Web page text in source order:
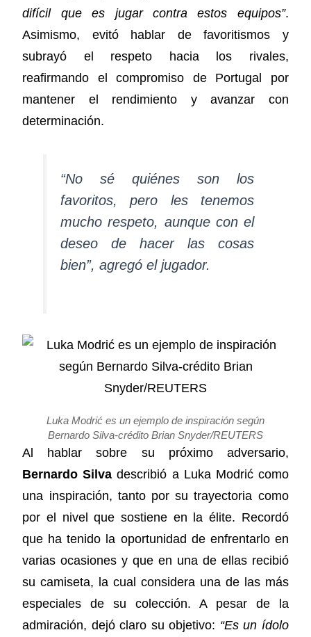
difícil que es jugar contra estos equipos”.
Asimismo, evitó hablar de favoritismos y
subrayó el respeto hacia los rivales,
reafirmando el compromiso de Portugal por
mantener el rendimiento y avanzar con
determinación.
“No sé quiénes son los
favoritos, pero les tenemos
mucho respeto, aunque con el
deseo de hacer las cosas
bien”, agregó el jugador.
Luka Modrić es un ejemplo de inspiración según
Bernardo Silva-crédito Brian Snyder/REUTERS
Al hablar sobre su próximo adversario,
Bernardo Silva describió a Luka Modrić como
una inspiración, tanto por su trayectoria como
por el nivel que sostiene en la élite. Recordó
que ha tenido la oportunidad de enfrentarlo en
varias ocasiones y que en una de ellas recibió
su camiseta, la cual considera una de las más
especiales de su colección. A pesar de la
admiración, dejó claro su objetivo: “Es un ídolo